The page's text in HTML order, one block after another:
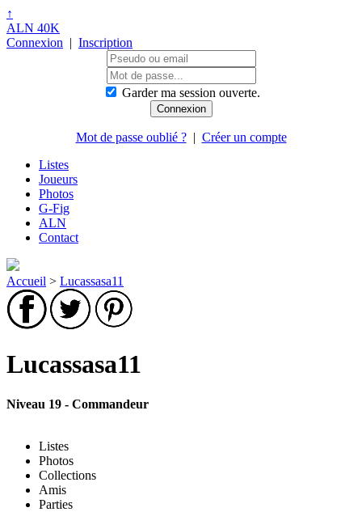
↑
ALN 40K
Connexion | Inscription
Garder ma session ouverte.
Mot de passe oublié ?| Créer un compte
Listes
Joueurs
Photos
G-Fig
ALN
Contact
Accueil > Lucassasa11
Lucassasa11
Niveau 19 - Commandeur
Listes
Photos
Collections
Amis
Parties